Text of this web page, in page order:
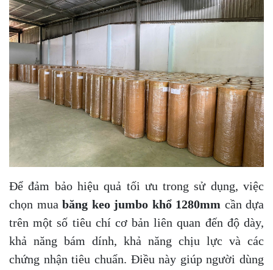
Để đảm bảo hiệu quả tối ưu trong sử dụng, việc
chọn mua băng keo jumbo khổ 1280mm cần dựa
trên một số tiêu chí cơ bản liên quan đến độ dày,
khả năng bám dính, khả năng chịu lực và các
chứng nhận tiêu chuẩn. Điều này giúp người dùng